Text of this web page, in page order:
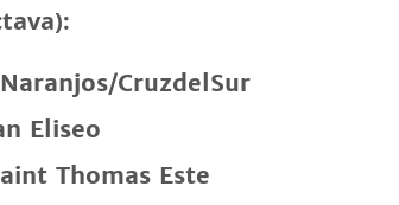
CruzdelSur
Eliseo
Thomas Este